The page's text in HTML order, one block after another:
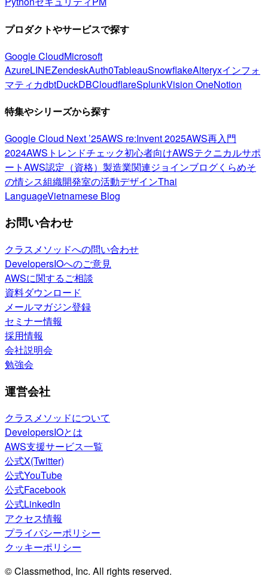
プロダクトやサービスで探す
Google CloudMicrosoft
AzureLINEZendeskAuth0TableauSnowflakeAlteryxインフォ
マティカdbtDuckDBCloudflareSplunkVision OneNotion
特集やシリーズから探す
Google Cloud Next ’25AWS re:Invent 2025AWS再入門
2024AWSトレンドチェック初心者向けAWSテクニカルサポ
ートAWS認定（資格） 製造業関連ジョインブログくらめそ
の情シス組織開発室の活動デザインThai
LanguageVietnamese Blog
お問い合わせ
クラスメソッドへの問い合わせ
DevelopersIOへのご意見
AWSに関するご相談
資料ダウンロード
メールマガジン登録
セミナー情報
採用情報
会社説明会
勉強会
運営会社
クラスメソッドについて
DevelopersIOとは
AWS支援サービス一覧
公式X(Twitter)
公式YouTube
公式Facebook
公式LinkedIn
アクセス情報
プライバシーポリシー
クッキーポリシー
© Classmethod, Inc. All rights reserved.